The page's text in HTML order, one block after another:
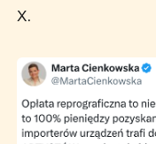
X.